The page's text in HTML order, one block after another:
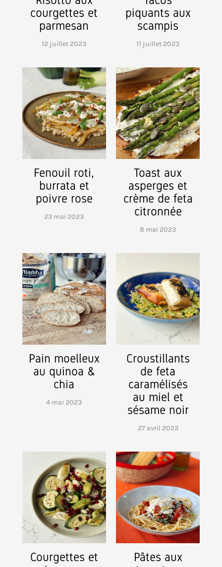
courgettes et
parmesan
12 juillet 2023
piquants aux
scampis
11 juillet 2023
Fenouil roti,
burrata et
poivre rose
23 mai 2023
Toast aux
asperges et
crème de feta
citronnée
8 mai 2023
Pain moelleux
au quinoa &
chia
4 mai 2023
Croustillants
de feta
caramélisés
au miel et
sésame noir
27 avril 2023
Courgettes et
Pâtes aux